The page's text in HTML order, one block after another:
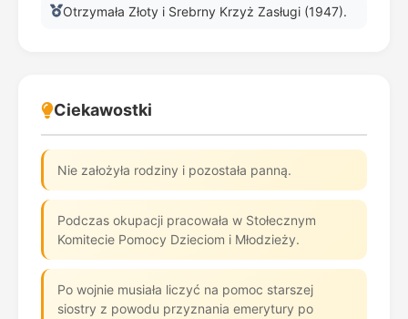
Otrzymała Złoty i Srebrny Krzyż Zasługi (1947).
Ciekawostki
Nie założyła rodziny i pozostała panną.
Podczas okupacji pracowała w Stołecznym
Komitecie Pomocy Dzieciom i Młodzieży.
Po wojnie musiała liczyć na pomoc starszej
siostry z powodu przyznania emerytury po